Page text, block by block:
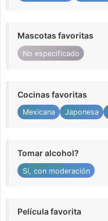
Mascotas favoritas
No especificado
Cocinas favoritas
Mexicana Japonesa
Tomar alcohol?
Sí, con moderación
Película favorita